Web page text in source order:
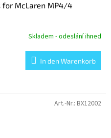
for McLaren MP4/4
Skladem - odeslání ihned
In den Warenkorb
Art.-Nr.: BX12002